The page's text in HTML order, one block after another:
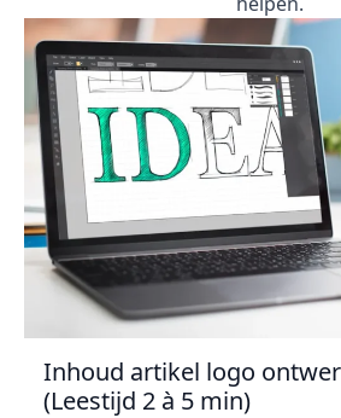
Inhoud artikel logo
(Leestijd 2 à 5 min)